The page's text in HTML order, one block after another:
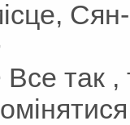
Все так ,